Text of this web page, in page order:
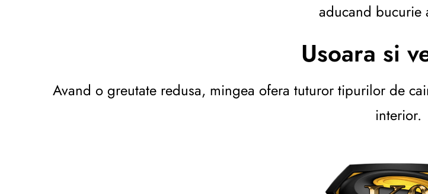
aducand bucurie
Usoara si
Avand o greutate redusa, mingea ofera tuturor tipurilor de
interior.